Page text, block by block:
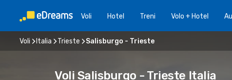
Voli Hotel Treni Volo + Hotel
Voli Italia Trieste Salisburgo - Trieste
Voli Salisburgo - Trieste Italia